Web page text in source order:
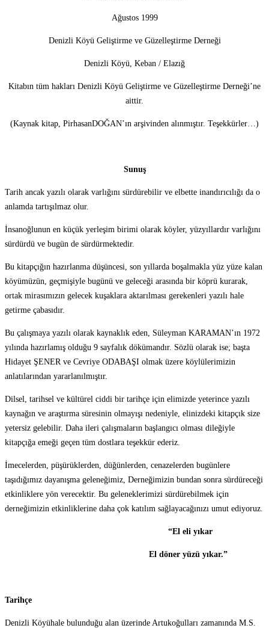
Ağustos 1999
Denizli Köyü Geliştirme ve Güzelleştirme Derneği
Denizli Köyü, Keban / Elazığ
Kitabın tüm hakları Denizli Köyü Geliştirme ve Güzelleştirme Derneği’ne
aittir.
(Kaynak kitap, PirhasanDOĞAN’ın arşivinden alınmıştır. Teşekkürler…)
Sunuş
Tarih ancak yazılı olarak varlığını sürdürebilir ve elbette inandırıcılığı da o
anlamda tartışılmaz olur.
İnsanoğlunun en küçük yerleşim birimi olarak köyler, yüzyıllardır varlığını
sürdürdü ve bugün de sürdürmektedir.
Bu kitapçığın hazırlanma düşüncesi, son yıllarda boşalmakla yüz yüze kalan
köyümüzün, geçmişiyle bugünü ve geleceği arasında bir köprü kurarak,
ortak mirasımızın gelecek kuşaklara aktarılması gerekenleri yazılı hale
getirme çabasıdır.
Bu çalışmaya yazılı olarak kaynaklık eden, Süleyman KARAMAN’ın 1972
yılında hazırlamış olduğu 9 sayfalık dökümandır. Sözlü olarak ise; başta
Hidayet ŞENER ve Cevriye ODABAŞI olmak üzere köylülerimizin
anlatılarından yararlanılmıştır.
Dilsel, tarihsel ve kültürel ciddi bir tarihçe için elimizde yeterince yazılı
kaynağın ve araştırma süresinin olmayışı nedeniyle, elinizdeki kitapçık size
yetersiz gelebilir. Daha ileri çalışmaların başlangıcı olması dileğiyle
kitapçığa emeği geçen tüm dostlara teşekkür ederiz.
İmecelerden, püşürüklerden, düğünlerden, cenazelerden bugünlere
taşıdığımız dayanışma geleneğimiz, Derneğimizin bundan sonra sürdüreceği
etkinliklere yön verecektir. Bu geleneklerimizi sürdürebilmek için
derneğimizin etkinliklerine daha çok katılım sağlayacağınızı umut ediyoruz.
“El eli yıkar
El döner yüzü yıkar.”
Tarihçe
Denizli Köyühale bulunduğu alan üzerinde Artukoğulları zamanında M.S.